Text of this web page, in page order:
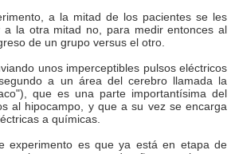
a la mitad de los pacientes se les
a la otra mitad no, para medir entonces al
de un grupo versus el otro.
unos imperceptibles pulsos eléctricos
a un área del cerebro llamada la
que es una parte importantísima del
al hipocampo, y que a su vez se encarga
a químicas.
experimento es que ya está en etapa de